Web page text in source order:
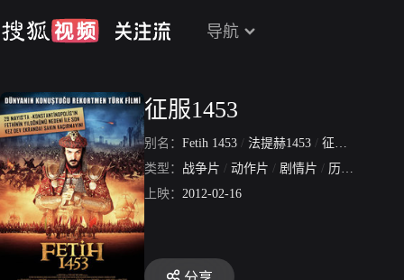
导航
征服1453
别名： Fetih 1453 / 法提赫1453 / 征服者1453
类型： 战争片 / 动作片 / 剧情片 / 历史片
上映： 2012-02-16